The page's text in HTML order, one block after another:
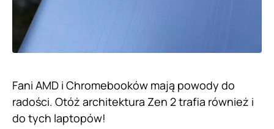
Fani AMD i Chromebooków mają powody do
radości. Otóż architektura Zen 2 trafia również i
do tych laptopów!